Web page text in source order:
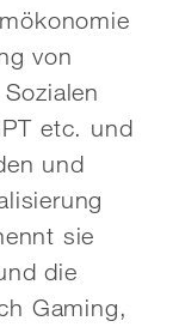
von
etc. und
und
sie
die
Gaming,